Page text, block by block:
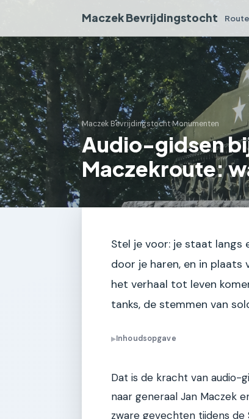
Maczek Bevrijdingstocht
Maczek Bevrijdingstocht›Monumenten
Audio-gidsen
Maczekroute:
Stel je voor: je staat langs
door je haren, en in
het verhaal tot leven
tanks, de stemmen van
▶Inhoudsopgave
Dat is de kracht van audio-
naar generaal Jan Maczek
zware gevechten tijdens de